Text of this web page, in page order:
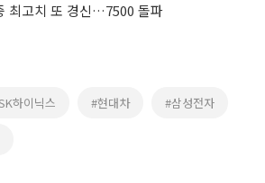
최고치 또 경신…7500 돌파
하이닉스 #현대차 #삼성전자